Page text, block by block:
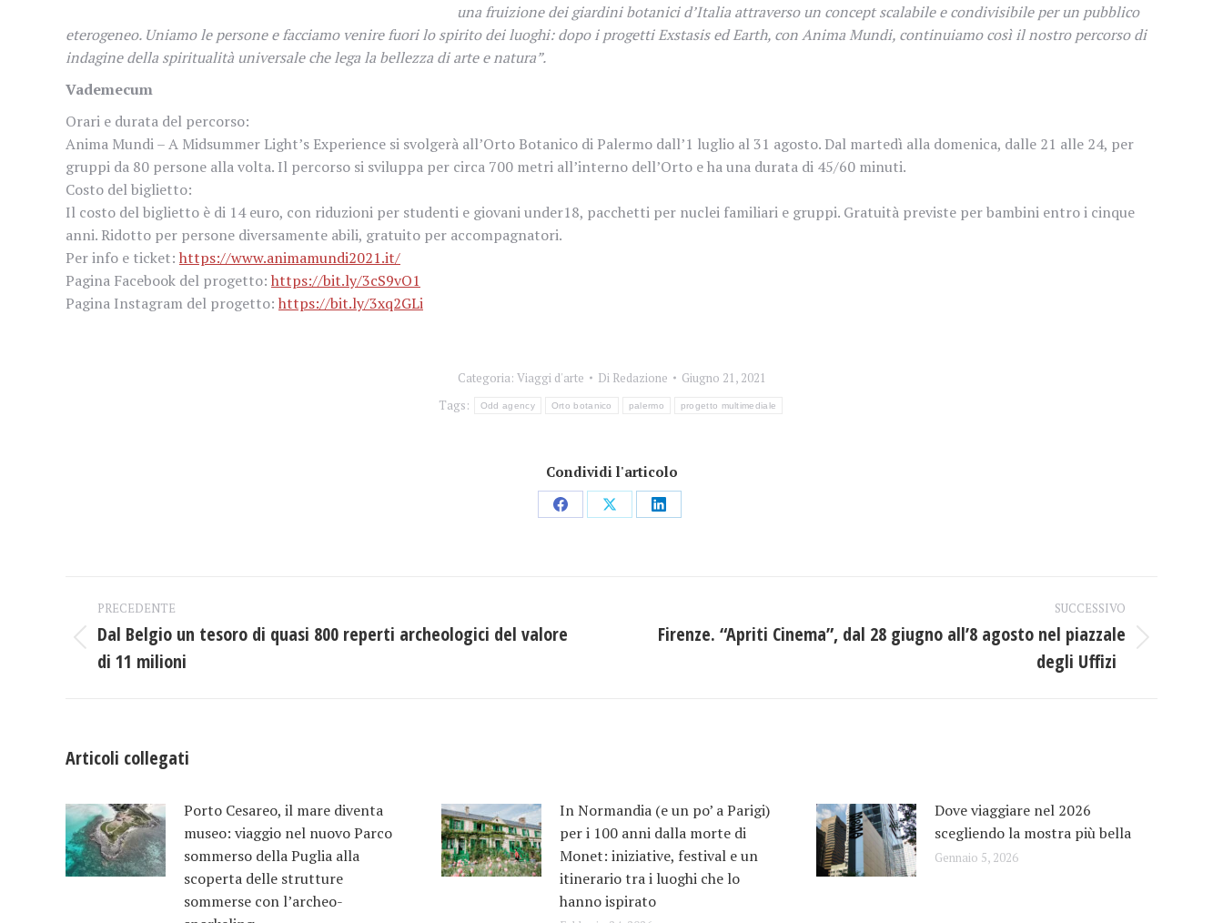
una fruizione dei giardini botanici d’Italia attraverso un concept scalabile e condivisibile per un pubblico
eterogeneo. Uniamo le persone e facciamo venire fuori lo spirito dei luoghi: dopo i progettiExstasisedEarth, conAnima Mundi, continuiamo così il nostro percorso di
indagine della spiritualità universale che lega la bellezza di arte e natura”.
Vademecum
Orari e durata del percorso:
Anima Mundi – A Midsummer Light’s Experience si svolgerà all’Orto Botanico di Palermo dall’1 luglio al 31 agosto. Dal martedì alla domenica, dalle 21 alle 24, per
gruppi da 80 persone alla volta. Il percorso si sviluppa per circa 700 metri all’interno dell’Orto e ha una durata di 45/60 minuti.
Costo del biglietto:
Il costo del biglietto è di 14 euro, con riduzioni per studenti e giovani under18, pacchetti per nuclei familiari e gruppi. Gratuità previste per bambini entro i cinque
anni. Ridotto per persone diversamente abili, gratuito per accompagnatori.
Per info e ticket: https://www.animamundi2021.it/
Pagina Facebook del progetto: https://bit.ly/3cS9vO1
Pagina Instagram del progetto: https://bit.ly/3xq2GLi
Categoria: Viaggi d'arte Di Redazione
Giugno 21, 2021
Tags:
Odd agency Orto botanico palermo progetto multimediale
Condividi l'articolo
CondividiCondividiCondividi
Naviga
tra
PRECEDENTE
Post
precedente:
Dal Belgio un tesoro di quasi 800 reperti archeologici del valore
di 11 milioni
SUCCESSIVO
Prossimo
Firenze. “Apriti Cinema”, dal 28 giugno all’8 agosto nel piazzale
degli Uffizi
Articoli collegati
Porto Cesareo, il mare diventa
museo: viaggio nel nuovo Parco
sommerso della Puglia alla
scoperta delle strutture
sommerse con l’archeo-
In Normandia (e un po’ a Parigi)
per i 100 anni dalla morte di
Monet: iniziative, festival e un
itinerario tra i luoghi che lo
hanno ispirato
Dove viaggiare nel 2026
scegliendo la mostra più bella
Gennaio 5, 2026